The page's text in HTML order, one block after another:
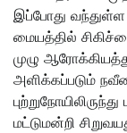
இப்போது வந்துள்ள
மையத்தில்
முழு
அளிக்கப்படும்
மட்டுமன்றி